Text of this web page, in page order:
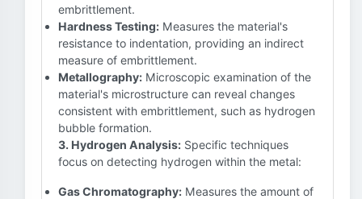
embrittlement.
Hardness Testing: Measures the material's
resistance to indentation, providing an indirect
measure of embrittlement.
Metallography: Microscopic examination of the
material's microstructure can reveal changes
consistent with embrittlement, such as hydrogen
bubble formation.
3. Hydrogen Analysis: Specific techniques
focus on detecting hydrogen within the metal:
Gas Chromatography: Measures the amount of